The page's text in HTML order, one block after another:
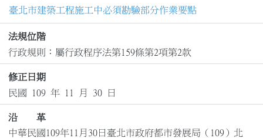
臺北市建築工程施工中必須勘驗部分作業要點
法規位階
行政規則：屬行政程序法第159條第2項第2款
修正日期
民國 109 年 11 月 30 日
沿 革
中華民國109年11月30日臺北市政府都市發展局（109）北